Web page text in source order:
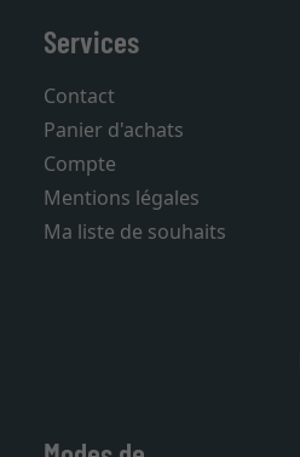
Services
Contact
Panier d'achats
Compte
Mentions légales
Ma liste de souhaits